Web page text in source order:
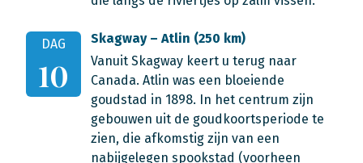
DAG
10
Skagway – Atlin (250 km)
Vanuit Skagway keert u terug naar
Canada. Atlin was een bloeiende
goudstad in 1898. In het centrum zijn
gebouwen uit de goudkoortsperiode te
zien, die afkomstig zijn van een
nabijgelegen spookstad (voorheen